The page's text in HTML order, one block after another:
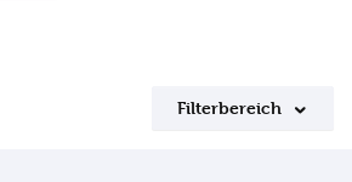
Filterbereich